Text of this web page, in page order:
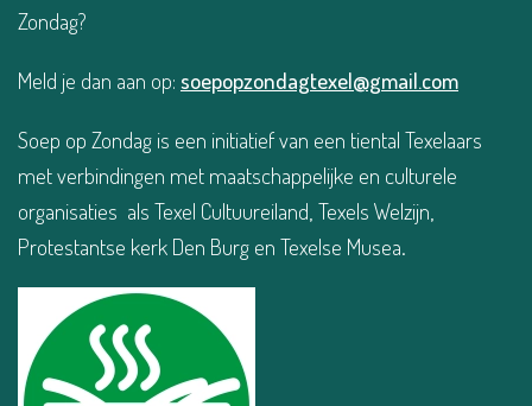
Zondag?
Meld je dan aan op: soepopzondagtexel@gmail.com
Soep op Zondag is een initiatief van een tiental Texelaars
met verbindingen met maatschappelijke en culturele
organisaties als Texel Cultuureiland, Texels Welzijn,
Protestantse kerk Den Burg en Texelse Musea.